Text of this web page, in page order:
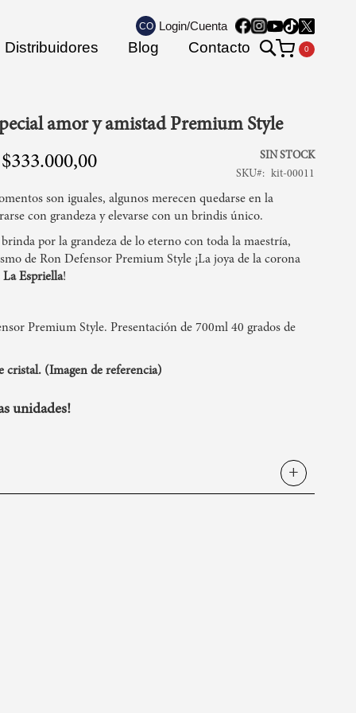
CO Login/Cuenta
Distribuidores Blog Contacto
Search
amor y amistad Premium Style
$333.000,00
SIN STOCK
SKU
kit-00011
son iguales, algunos merecen quedarse en la
con grandeza y elevarse con un brindis único.
por la grandeza de lo eterno con toda la maestría,
de Ron Defensor Premium Style ¡La joya de la corona
La Espriella!
Premium Style. Presentación de 700ml 40 grados de
cristal. (Imagen de referencia)
unidades!